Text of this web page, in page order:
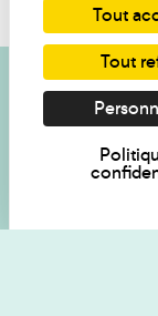
Je
Tout
Tout